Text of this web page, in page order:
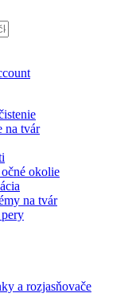
na tvár
okolie
na tvár
a rozjasňovače